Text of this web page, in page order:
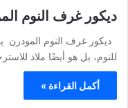
ديكور غرف النوم
ديكور غرف النوم المودرن
للنوم، بل هو أيضًا ملاذ
أكمل القراءة »